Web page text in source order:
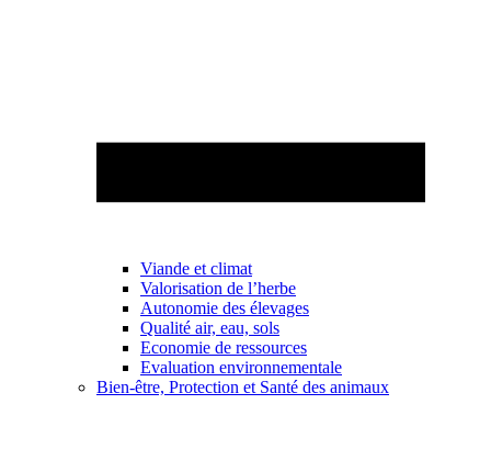
Viande et climat
Valorisation de l’herbe
Autonomie des élevages
Qualité air, eau, sols
Economie de ressources
Evaluation environnementale
Bien-être, Protection et Santé des animaux